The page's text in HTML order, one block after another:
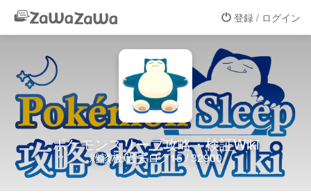
登録 / ログイン
ポケモンスリープ攻略・検証Wiki
雑談板/過去ログ15 / 32900